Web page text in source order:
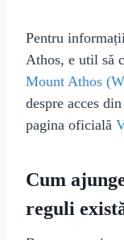
Pentru
Athos, e util să
Mount Athos
despre acces
pagina oficială
Cum
reguli